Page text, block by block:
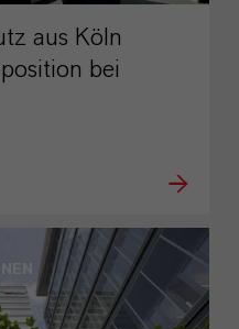
aus Köln
bei